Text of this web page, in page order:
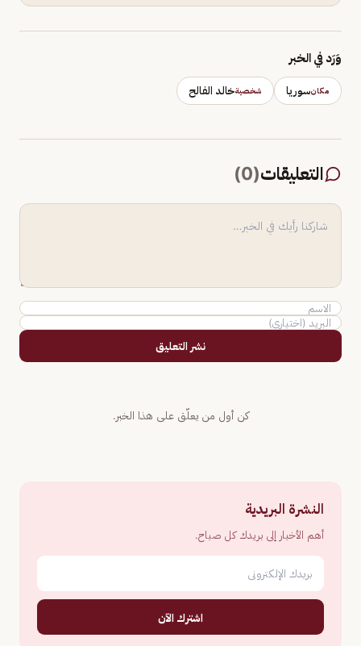
وَرَد في الخبر
مكانسوريا شخصيةخالد الفالح
التعليقات(
0
)
نشر التعليق
كن أول من يعلّق على هذا الخبر.
النشرة البريدية
أهم الأخبار إلى بريدك كل صباح.
اشترك الآن